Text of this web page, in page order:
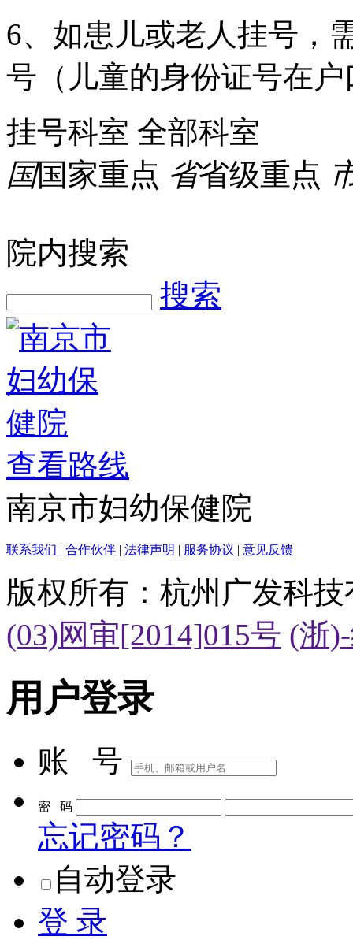
6、如患儿或老人挂号，
号（儿童的身份证号在
挂号科室 全部科室
国国家重点 省省级重点
院内搜索
搜索
查看路线
南京市妇幼保健院
联系我们 | 合作伙伴 | 法律声明 | 服务协议 | 意见反馈
版权所有：杭州广发科
(03)网审[2014]015号 (浙
用户登录
账 号
密 码
忘记密码？
自动登录
登 录